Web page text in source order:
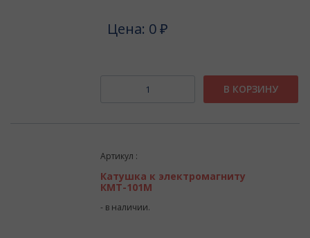
Цена: 0 ₽
В КОРЗИНУ
Артикул :
Катушка к электромагниту
КМТ-101М
- в наличии.